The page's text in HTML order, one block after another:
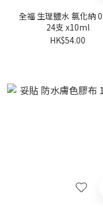
全福 生理鹽水 氯化納
24支 x10ml
HK$54.00